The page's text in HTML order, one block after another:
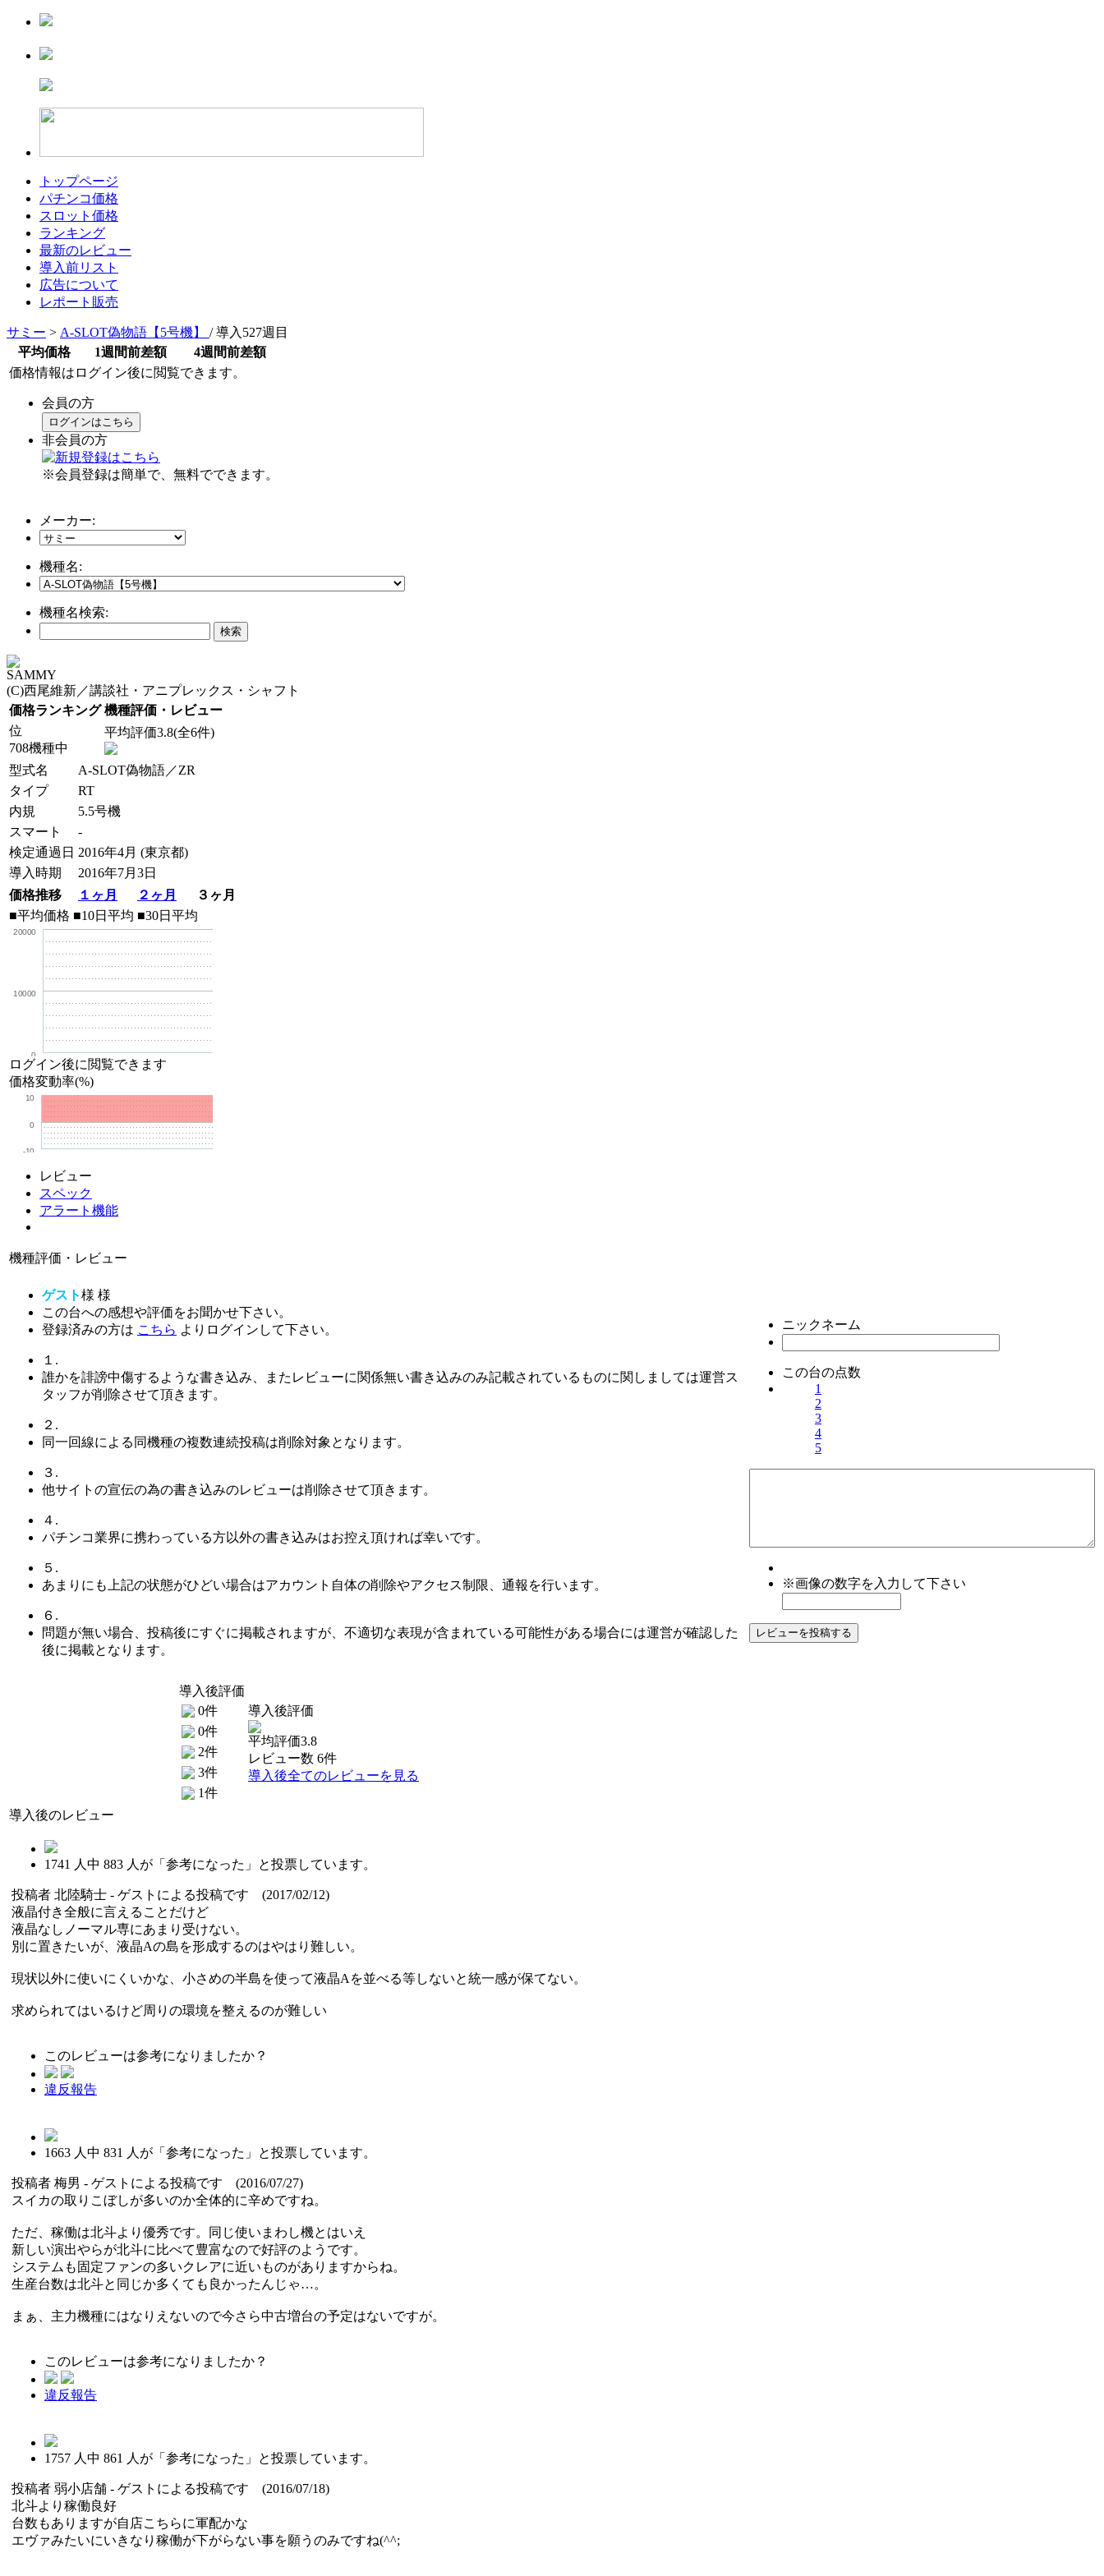
トップページ
パチンコ価格
スロット価格
ランキング
最新のレビュー
導入前リスト
広告について
レポート販売
サミー > A-SLOT偽物語【5号機】 / 導入527週目
平均価格
1週間前差額
4週間前差額
価格情報はログイン後に閲覧できます。
会員の方
ログインはこちら
非会員の方
※会員登録は簡単で、無料でできます。
メーカー:
機種名:
機種名検索:
SAMMY
(C)西尾維新／講談社・アニプレックス・シャフト
価格ランキング 機種評価・レビュー
位
708機種中
平均評価3.8(全6件)
型式名
A-SLOT偽物語／ZR
タイプ
RT
内規
5.5号機
スマート
-
検定通過日 2016年4月 (東京都)
導入時期
2016年7月3日
価格推移
１ヶ月 ２ヶ月
３ヶ月
■平均価格 ■10日平均 ■30日平均
0
10000
20000
ログイン後に閲覧できます
価格変動率(%)
-10
0
10
レビュー
スペック
アラート機能
機種評価・レビュー
ゲスト様 様
この台への感想や評価をお聞かせ下さい。
登録済みの方は こちら よりログインして下さい。
１.
誰かを誹謗中傷するような書き込み、またレビューに関係無い書き込みのみ記載されているものに関しましては運営ス
タッフが削除させて頂きます。
２.
同一回線による同機種の複数連続投稿は削除対象となります。
３.
他サイトの宣伝の為の書き込みのレビューは削除させて頂きます。
４.
パチンコ業界に携わっている方以外の書き込みはお控え頂ければ幸いです。
５.
あまりにも上記の状態がひどい場合はアカウント自体の削除やアクセス制限、通報を行います。
６.
問題が無い場合、投稿後にすぐに掲載されますが、不適切な表現が含まれている可能性がある場合には運営が確認した
後に掲載となります。
ニックネーム
この台の点数
1
2
3
4
5
※画像の数字を入力して下さい
導入後評価
0件
0件
2件
3件
1件
導入後評価
平均評価3.8
レビュー数 6件
導入後全てのレビューを見る
導入後のレビュー
1741 人中 883 人が「参考になった」と投票しています。
投稿者 北陸騎士 - ゲストによる投稿です (2017/02/12)
液晶付き全般に言えることだけど
液晶なしノーマル専にあまり受けない。
別に置きたいが、液晶Aの島を形成するのはやはり難しい。
現状以外に使いにくいかな、小さめの半島を使って液晶Aを並べる等しないと統一感が保てない。
求められてはいるけど周りの環境を整えるのが難しい
このレビューは参考になりましたか？
違反報告
1663 人中 831 人が「参考になった」と投票しています。
投稿者 梅男 - ゲストによる投稿です (2016/07/27)
スイカの取りこぼしが多いのか全体的に辛めですね。
ただ、稼働は北斗より優秀です。同じ使いまわし機とはいえ
新しい演出やらが北斗に比べて豊富なので好評のようです。
システムも固定ファンの多いクレアに近いものがありますからね。
生産台数は北斗と同じか多くても良かったんじゃ…。
まぁ、主力機種にはなりえないので今さら中古増台の予定はないですが。
このレビューは参考になりましたか？
違反報告
1757 人中 861 人が「参考になった」と投票しています。
投稿者 弱小店舗 - ゲストによる投稿です (2016/07/18)
北斗より稼働良好
台数もありますが自店こちらに軍配かな
エヴァみたいにいきなり稼働が下がらない事を願うのみですね(^^;